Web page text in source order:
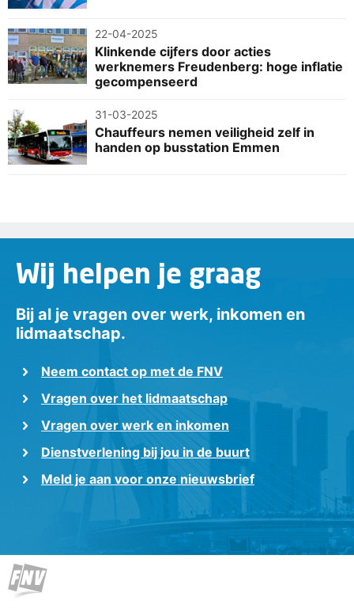
22-04-2025
Klinkende cijfers door acties
werknemers Freudenberg: hoge inflatie
gecompenseerd
31-03-2025
Chauffeurs nemen veiligheid zelf in
handen op busstation Emmen
Wij helpen je graag
Bij al je vragen over werk, inkomen en
lidmaatschap.
Neem contact op met de FNV
Vragen over het lidmaatschap
Vragen over werk en inkomen
Dienstverlening bij jou in de buurt
Meld je aan voor onze nieuwsbrief